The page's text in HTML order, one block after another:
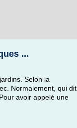
...
Selon la
Normalement, qui dit
avoir appelé une